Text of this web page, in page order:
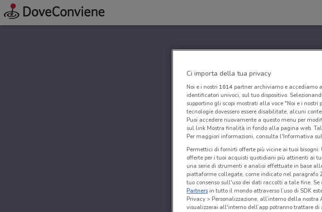
Ci importa della tua privacy
Noi e i nostri 1014partner archiviamo e accediamo
identificatori univoci, sul tuo dispositivo.
supportino gli scopi mostrati alla voce "Noi e i
tecnologie dovessero essere disabilitate, alcuni
Puoi accedere nuovamente a questo menu per
sul link Mostra finalità in fondo alla pagina web.
Per maggiori informazioni, consulta l'Informativa
Permettici di fornirti offerte più vicine ai tuoi
offerte per i tuoi acquisti quotidiani più attinenti ai
una serie di strumenti e analisi effettuate in base
piattaforme collegate, come indicato nel paragrafo
tuo consenso sull'uso dei dati raccolti a tale fine.
Partnersin tutto il mondo attraverso l’uso di SDK
Privacy > Personalizzazione, all’interno della nostra
visualizzerai all'interno dell’app potranno trattare